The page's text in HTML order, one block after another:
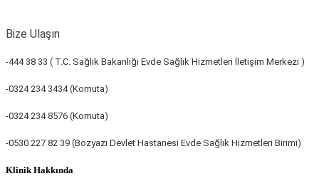
Bize Ulaşın
-444 38 33 ( T.C. Sağlık Bakanlığı Evde Sağlık Hizmetleri İletişim Merkezi )
-0324 234 3434 (Komuta)
-0324 234 8576 (Komuta)
-0530 227 82 39 (Bozyazı Devlet Hastanesi Evde Sağlık Hizmetleri Birimi)
Klinik Hakkında